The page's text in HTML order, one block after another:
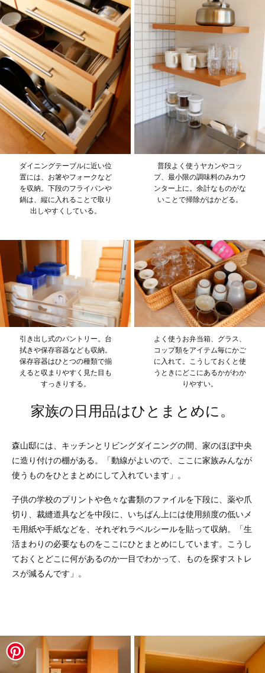
ダイニングテーブルに近い位
置には、お箸やフォークなど
を収納。下段のフライパンや
鍋は、縦に入れることで取り
出しやすくしている。
普段よく使うヤカンやコッ
プ、最小限の調味料のみカウ
ンター上に。余計なものがな
いことで掃除がはかどる。
引き出し式のパントリー。台
拭きや保存容器なども収納。
保存容器はひとつの種類で揃
えると収まりやすく見た目も
すっきりする。
よく使うお弁当箱、グラス、
コップ類をアイテム毎にかご
に入れて。こうしておくと使
うときにどこにあるかがわか
りやすい。
家族の日用品はひとまとめに。
森山邸には、キッチンとリビングダイニングの間、家のほぼ中央
に造り付けの棚がある。「動線がよいので、ここに家族みんなが
使うものをひとまとめにして入れています」。
子供の学校のプリントや色々な書類のファイルを下段に、薬や爪
切り、裁縫道具などを中段に、いちばん上には使用頻度の低いメ
モ用紙や手紙などを、それぞれラベルシールを貼って収納。「生
活まわりの必要なものをここにひとまとめにしています。こうし
ておくとどこに何があるのか一目でわかって、ものを探すストレ
スが減るんです」。